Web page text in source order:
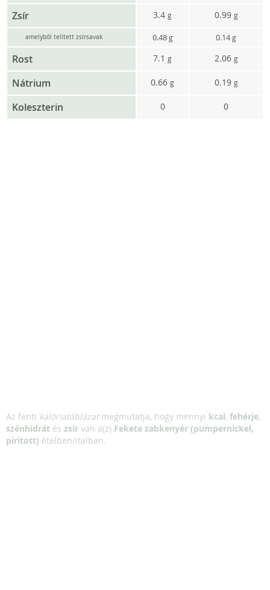
Zsír 3.4 g 0.99 g
amelyből telített zsírsavak 0.48g 0.14g
Rost 7.1 g 2.06 g
Nátrium 0.66 g 0.19 g
Koleszterin 0 0
Az fenti kalóriatáblázatmegmutatja, hogy mennyi kcal, fehérje,
szénhidrát és zsír van a(z) Fekete zabkenyér (pumpernickel,
pirított) ételben/italban.